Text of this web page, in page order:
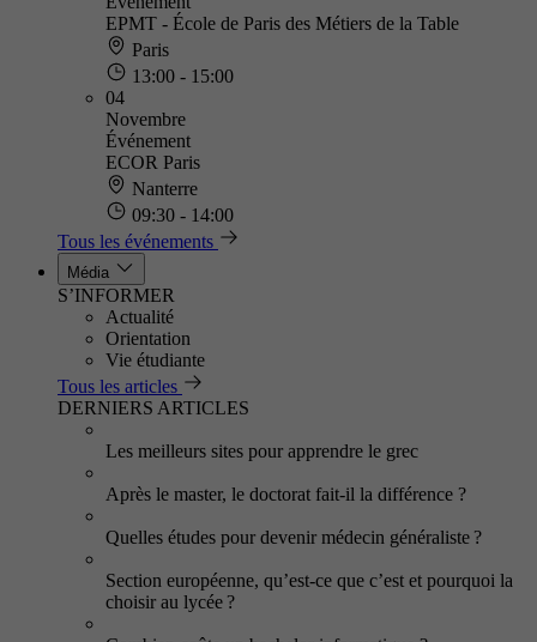
EPMT - École de Paris des Métiers de la Table
Paris
13:00 - 15:00
04
Novembre
Événement
ECOR Paris
Nanterre
09:30 - 14:00
Tous les événements
Média
S’INFORMER
Actualité
Orientation
Vie étudiante
Tous les articles
DERNIERS ARTICLES
Les meilleurs sites pour apprendre le grec
Après le master, le doctorat fait-il la différence ?
Quelles études pour devenir médecin généraliste ?
Section européenne, qu’est-ce que c’est et pourquoi la
choisir au lycée ?